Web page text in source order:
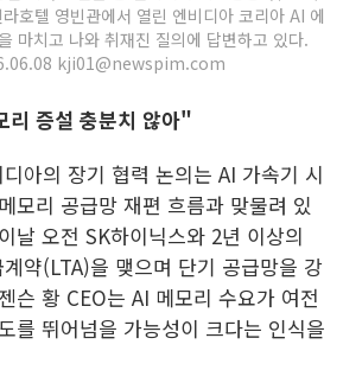
호텔 영빈관에서 열린 엔비디아 코리아 AI 에
마치고 나와 취재진 질의에 답변하고 있다.
kji01@newspim.com
증설 충분치 않아"
아의 장기 협력 논의는 AI 가속기 시
모리 공급망 재편 흐름과 맞물려 있
날 오전 SK하이닉스와 2년 이상의
약(LTA)을 맺으며 단기 공급망을 강
슨 황 CEO는 AI 메모리 수요가 여전
를 뛰어넘을 가능성이 크다는 인식을